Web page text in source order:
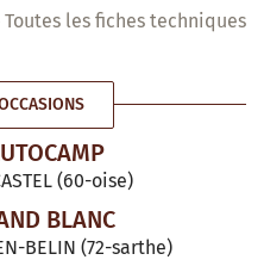
Toutes les fiches techniques
(60-oise)
BLANC
BELIN (72-sarthe)